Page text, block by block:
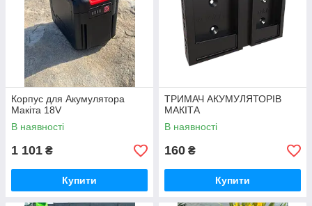
Корпус для Акумулятора
Макіта 18V
В наявності
1 101 ₴
Купити
ТРИМАЧ АКУМУЛЯТОРІВ
МАКІТА
В наявності
160 ₴
Купити